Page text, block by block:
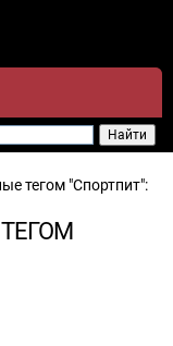
тегом "Спортпит":